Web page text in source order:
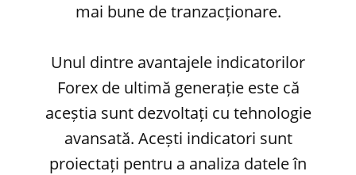
mai bune de tranzacționare.
Unul dintre avantajele indicatorilor
Forex de ultimă generație este că
aceștia sunt dezvoltați cu tehnologie
avansată. Acești indicatori sunt
proiectați pentru a analiza datele în